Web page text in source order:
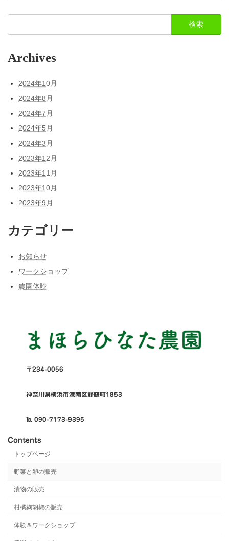
検
Archives
2024年10月
2024年8月
2024年7月
2024年5月
2024年3月
2023年12月
2023年11月
2023年10月
2023年9月
カテゴリー
お知らせ
ワークショップ
農園体験
〒234-0056
神奈川県横浜市港南区野庭町1853
℡ 090-7173-9395
Contents
トップページ
野菜と卵の販売
漬物の販売
柑橘麹胡椒の販売
体験＆ワークショップ